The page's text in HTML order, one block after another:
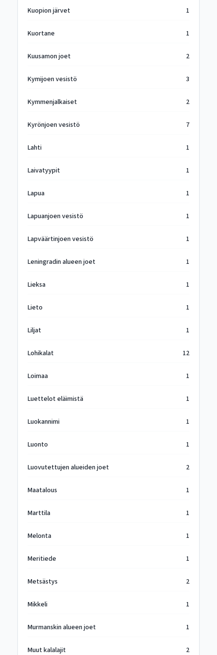
Kuopion järvet 1
Kuortane 1
Kuusamon joet 2
Kymijoen vesistö 3
Kymmenjalkaiset 2
Kyrönjoen vesistö 7
Lahti 1
Laivatyypit 1
Lapua 1
Lapuanjoen vesistö 1
Lapväärtinjoen vesistö 1
Leningradin alueen joet 1
Lieksa 1
Lieto 1
Liljat 1
Lohikalat 12
Loimaa 1
Luettelot eläimistä 1
Luokannimi 1
Luonto 1
Luovutettujen alueiden joet 2
Maatalous 1
Marttila 1
Melonta 1
Meritiede 1
Metsästys 2
Mikkeli 1
Murmanskin alueen joet 1
Muut kalalajit 2